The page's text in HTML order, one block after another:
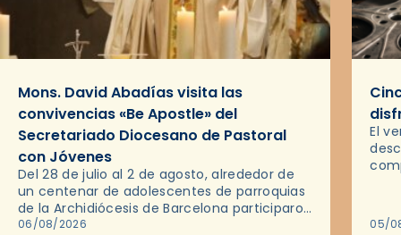
Mons. David Abadías visita las
convivencias «Be Apostle» del
Secretariado Diocesano de Pastoral
con Jóvenes
Del 28 de julio al 2 de agosto, alrededor de
un centenar de adolescentes de parroquias
de la Archidiócesis de Barcelona participaron
en las convivencias Be Apostle, organizadas
06/08/2026
El
05/